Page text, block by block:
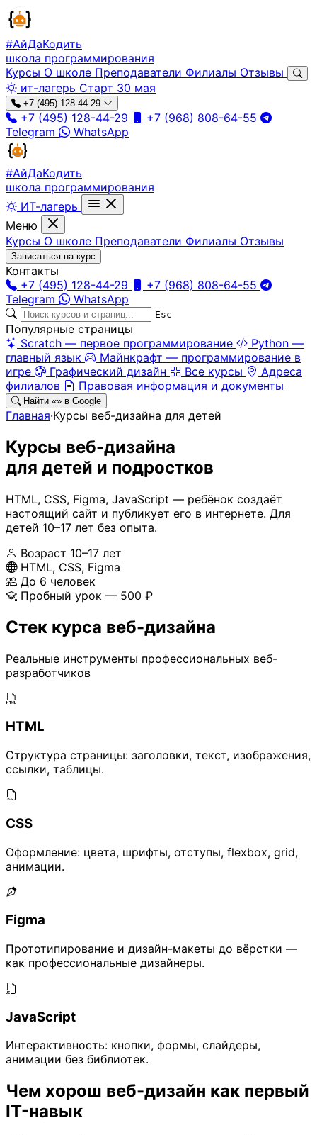
#АйДаКодить
школа программирования
Курсы О школе Преподаватели Филиалы Отзывы
ит-лагерь Старт 30 мая
+7 (495) 128-44-29
+7 (495) 128-44-29
+7 (968) 808-64-55
Telegram
WhatsApp
#АйДаКодить
школа программирования
ИТ-лагерь
Меню
Курсы О школе Преподаватели Филиалы Отзывы
Записаться на курс
Контакты
+7 (495) 128-44-29
+7 (968) 808-64-55
Telegram
WhatsApp
Esc
Популярные страницы
Scratch — первое программирование
Python —
главный язык
Майнкрафт — программирование в
игре
Графический дизайн Все курсы
Адреса
филиалов
Правовая информация и документы
Найти «» в Google
Главная·Курсы веб-дизайна для детей
Курсы веб-дизайна
для детей и подростков
HTML, CSS, Figma, JavaScript — ребёнок создаёт
настоящий сайт и публикует его в интернете. Для
детей 10–17 лет без опыта.
Возраст 10–17 лет
HTML, CSS, Figma
До 6 человек
Пробный урок — 500 ₽
Стек курса веб-дизайна
Реальные инструменты профессиональных веб-
разработчиков
HTML
Структура страницы: заголовки, текст, изображения,
ссылки, таблицы.
CSS
Оформление: цвета, шрифты, отступы, flexbox, grid,
анимации.
Figma
Прототипирование и дизайн-макеты до вёрстки —
как профессиональные дизайнеры.
JavaScript
Интерактивность: кнопки, формы, слайдеры,
анимации без библиотек.
Чем хорош веб-дизайн как первый
IT-навык